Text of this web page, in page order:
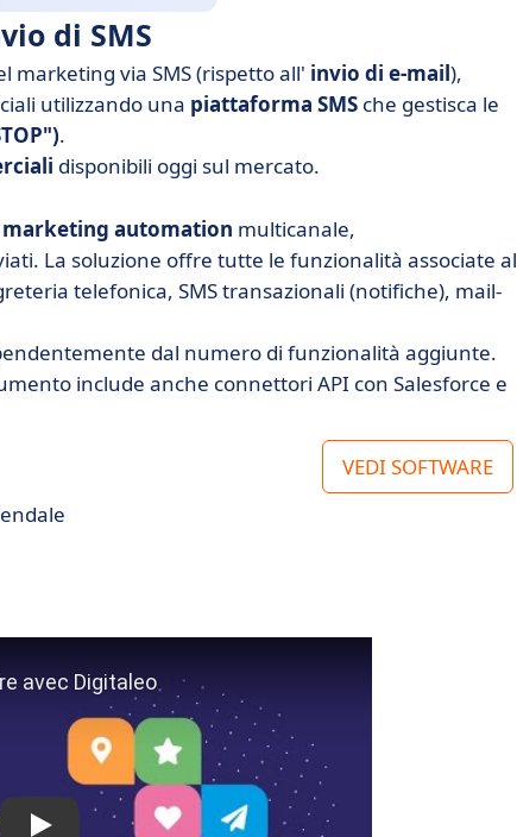
di SMS
marketing via SMS (rispetto all' invio di e-mail),
utilizzando una piattaforma SMS che gestisca le
.
disponibili oggi sul mercato.
automation multicanale,
La soluzione offre tutte le funzionalità associate al
telefonica, SMS transazionali (notifiche), mail-
dal numero di funzionalità aggiunte.
include anche connettori API con Salesforce e
VEDI SOFTWARE